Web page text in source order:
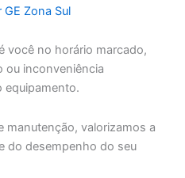
Zona Sul
você no horário marcado,
ou inconveniência
equipamento.
manutenção, valorizamos a
do desempenho do seu